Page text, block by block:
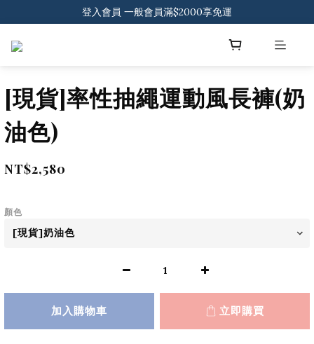
登入會員 一般會員滿$2000享免運
登入會員 一般會員滿$2000享免運
[現貨]率性抽繩運動風長褲(奶
油色)
NT$2,580
顏色
加入購物車 立即購買